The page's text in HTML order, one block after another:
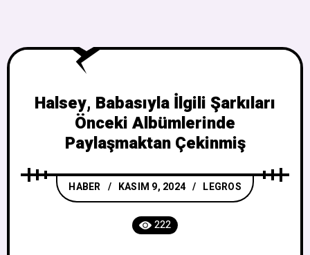
Halsey, Babasıyla İlgili Şarkıları
Önceki Albümlerinde
Paylaşmaktan Çekinmiş
HABER KASIM 9, 2024 LEGROS
222